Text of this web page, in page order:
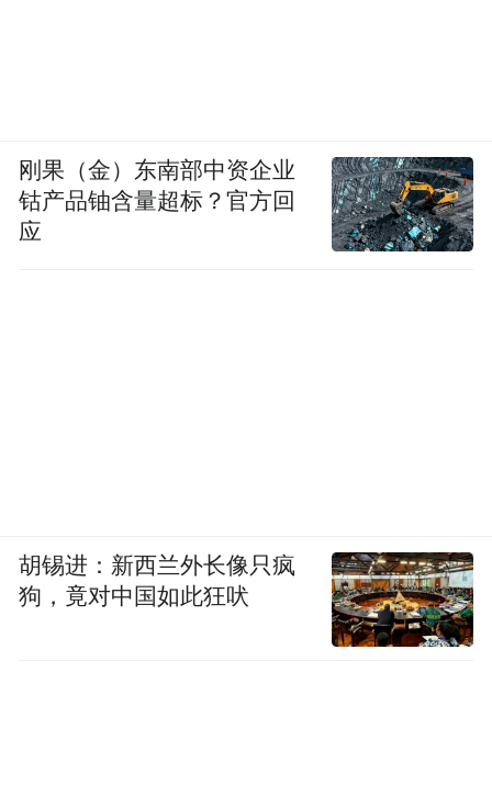
刚果（金）东南部中资企业
钴产品铀含量超标？官方回
应
胡锡进：新西兰外长像只疯
狗，竟对中国如此狂吠